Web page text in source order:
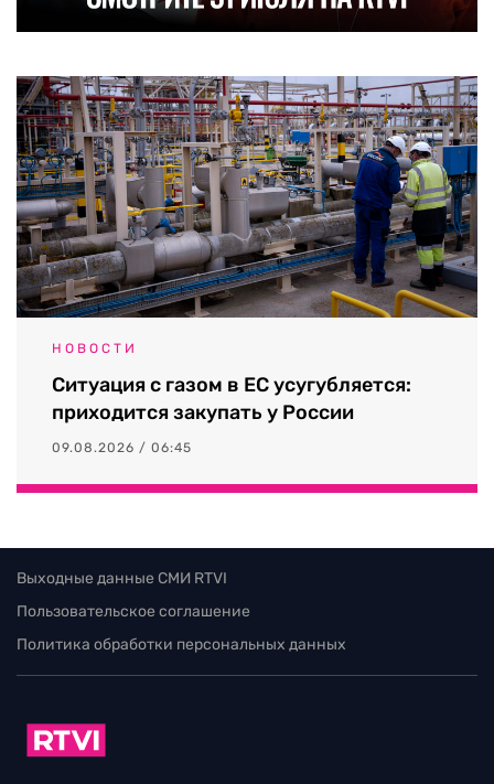
НОВОСТИ
Ситуация с газом в ЕС усугубляется:
приходится закупать у России
09.08.2026 / 06:45
Выходные данные СМИ RTVI
Пользовательское соглашение
Политика обработки персональных данных